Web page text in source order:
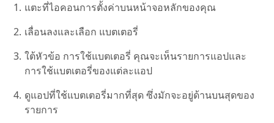
แตะที่ไอคอนการตั้งค่าบนหน้าจอหลักของคุณ
เลื่อนลงและเลือก แบตเตอรี่
ใต้หัวข้อ การใช้แบตเตอรี่ คุณจะเห็นรายการแอปและ
การใช้แบตเตอรี่ของแต่ละแอป
ดูแอปที่ใช้แบตเตอรี่มากที่สุด ซึ่งมักจะอยู่ด้านบนสุดของ
รายการ